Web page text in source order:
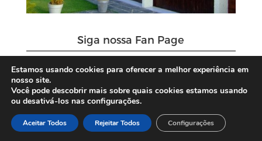
Siga nossa Fan Page
Estamos usando cookies para oferecer a melhor experiência em
nosso site.
Você pode descobrir mais sobre quais cookies estamos usando
ou desativá-los nas configurações.
Aceitar Todos Rejeitar Todos Configurações